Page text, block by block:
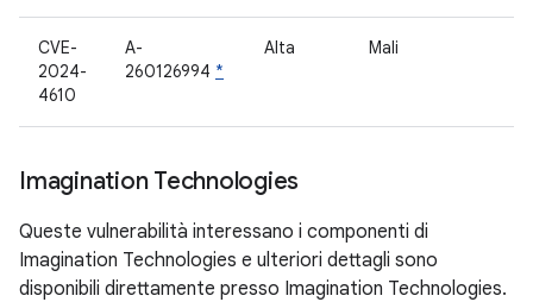
CVE-
2024-
4610
A-
260126994 *
Alta Mali
Imagination Technologies
Queste vulnerabilità interessano i componenti di
Imagination Technologies e ulteriori dettagli sono
disponibili direttamente presso Imagination Technologies.